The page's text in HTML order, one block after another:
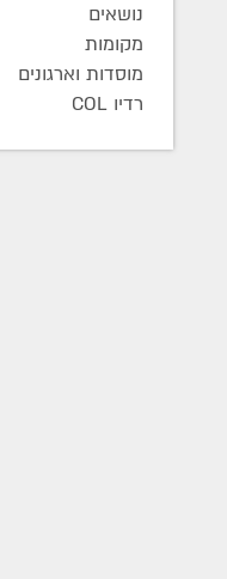
נושאים
מקומות
מוסדות וארגונים
רדיו COL